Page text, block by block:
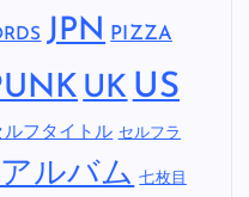
JPN PIZZA
UK US
ルフタイトル セルフラ
ルバム 七枚目